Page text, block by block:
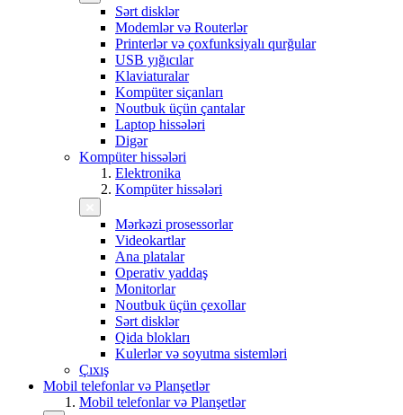
Sərt disklər
Modemlər və Routerlər
Printerlər və çoxfunksiyalı qurğular
USB yığıcılar
Klaviaturalar
Kompüter siçanları
Noutbuk üçün çantalar
Laptop hissələri
Digər
Kompüter hissələri
Elektronika
Kompüter hissələri
Mərkəzi prosessorlar
Videokartlar
Ana platalar
Operativ yaddaş
Monitorlar
Noutbuk üçün çexollar
Sərt disklər
Qida blokları
Kulerlər və soyutma sistemləri
Çıxış
Mobil telefonlar və Planşetlər
Mobil telefonlar və Planşetlər